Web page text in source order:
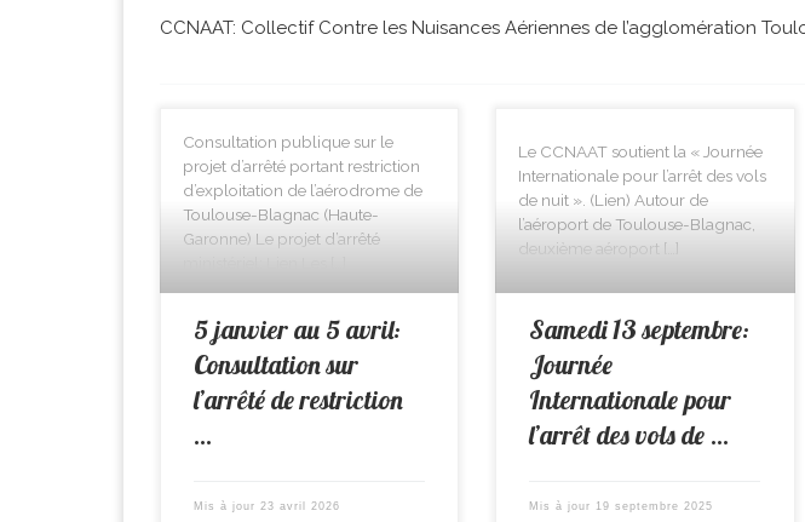
CCNAAT: Collectif Contre les Nuisances Aériennes de l’agglomération
Consultation publique sur le
projet d’arrêté portant restriction
d’exploitation de l’aérodrome de
Toulouse-Blagnac (Haute-
Garonne) Le projet d’arrêté
5 janvier au 5 avril:
Consultation sur
l’arrêté de restriction
…
Mis à jour 23 avril 2026
Le CCNAAT soutient la « Journée
Internationale pour l’arrêt des vols
de nuit ». (Lien) Autour de
l’aéroport de Toulouse-Blagnac,
deuxième aéroport […]
Samedi 13 septembre:
Journée
Internationale pour
l’arrêt des vols de …
Mis à jour 19 septembre 2025